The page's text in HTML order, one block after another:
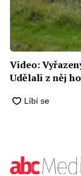
Video:
Udělali z něj